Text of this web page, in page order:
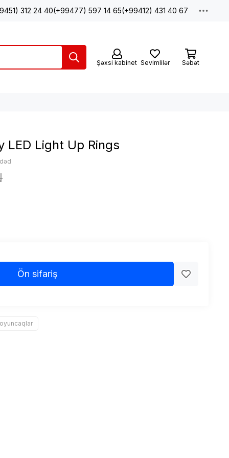
312 24 40(+99477) 597 14 65(+99412) 431 40 67
Şəxsi kabinet Sevimlilər Səbət
LED Light Up Rings
Ön sifariş